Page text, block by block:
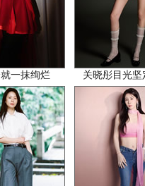
一抹绚烂 关晓彤目光坚